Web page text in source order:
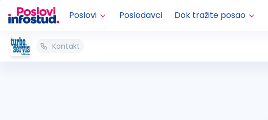
Poslovi Poslodavci Dok tražite posao
Kontakt